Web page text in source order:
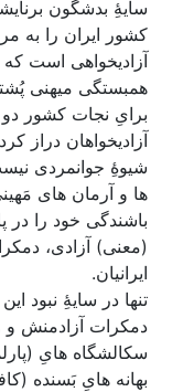
سایۀِ بدشگون
کشور ایران را به
آزادیخواهی است که
همبستگی میهنی
برایِ نجات کشور
آزادیخواهان دراز
شیوۀِ جوانمردی
ها و آرمان های
باشندگی خود را در
(معنی) آزادی،
ایرانیان.
تنها در سایۀِ نبود
دمکرات آزادمنش و
سکالشگاه هایِ
بهانه هایِ بَسنده